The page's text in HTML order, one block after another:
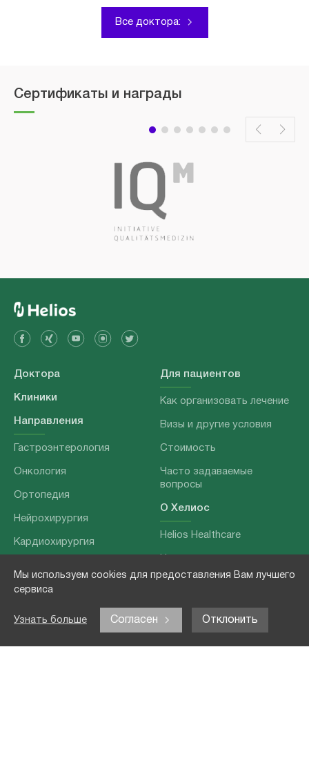
Мы используем cookies для предоставления Вам лучшего
сервиса
Узнать больше Согласен Отклонить
Все доктора:
Сертификаты и награды
Доктора
Клиники
Направления
Гастроэнтерология
Онкология
Ортопедия
Нейрохирургия
Кардиохирургия
Хирургия позвоночника
Для пациентов
Как организовать лечение
Визы и другие условия
Стоимость
Часто задаваемые
вопросы
О Хелиос
Helios Healthcare
О нашей команде
Выходные данные